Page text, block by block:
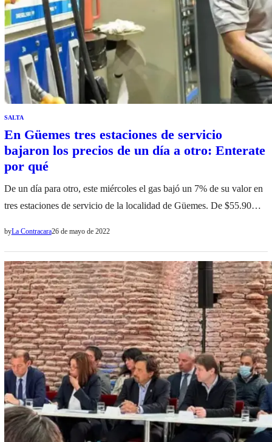
SALTA
En Güemes tres estaciones de servicio
bajaron los precios de un día a otro: Enterate
por qué
De un día para otro, este miércoles el gas bajó un 7% de su valor en
tres estaciones de servicio de la localidad de Güemes. De $55.90
byLa Contracara26 de mayo de 2022